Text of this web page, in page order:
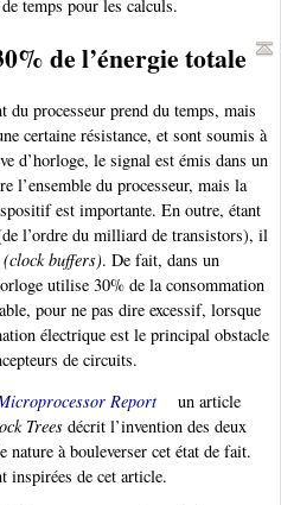
temps pour les calculs.
de l’énergie totale
du processeur prend du temps, mais
certaine résistance, et sont soumis à
d’horloge, le signal est émis dans un
l’ensemble du processeur, mais la
est importante. En outre, étant
l’ordre du milliard de transistors), il
(clock buffers). De fait, dans un
utilise 30% de la consommation
pour ne pas dire excessif, lorsque
électrique est le principal obstacle
de circuits.
Report
un article
Trees décrit l’invention des deux
nature à bouleverser cet état de fait.
inspirées de cet article.